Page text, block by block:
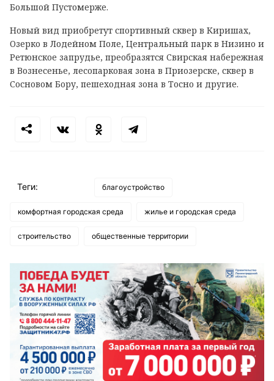
Большой Пустомерже.
Новый вид приобретут спортивный сквер в Киришах,
Озерко в Лодейном Поле, Центральный парк в Низино и
Ретюнское запрудье, преобразятся Свирская набережная
в Вознесенье, лесопарковая зона в Приозерске, сквер в
Сосновом Бору, пешеходная зона в Тосно и другие.
Теги: благоустройство
комфортная городская среда жилье и городская среда
строительство общественные территории